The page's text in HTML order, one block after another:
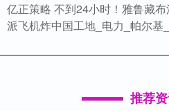
亿正策略 不到24小时！雅鲁藏
派飞机炸中国工地_电力_帕尔基
推荐